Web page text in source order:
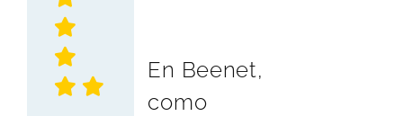
En Beenet,
como